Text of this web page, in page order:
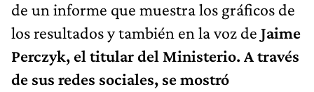
de un informe que muestra los gráficos de
los resultados y también en la voz de Jaime
Perczyk, el titular del Ministerio. A través
de sus redes sociales, se mostró